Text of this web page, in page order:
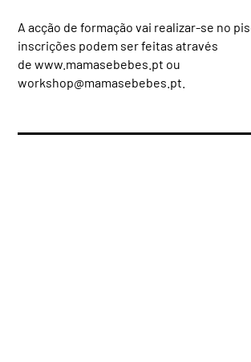
A acção de formação vai realizar-se no
inscrições podem ser feitas através
de www.mamasebebes.pt ou
workshop@mamasebebes.pt